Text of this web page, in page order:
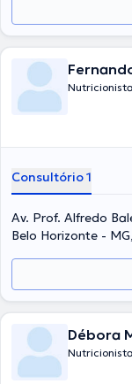
Nutricionista
Consultório 1
Av. Prof. Alfredo
Belo Horizonte -
Débora
Nutricionista